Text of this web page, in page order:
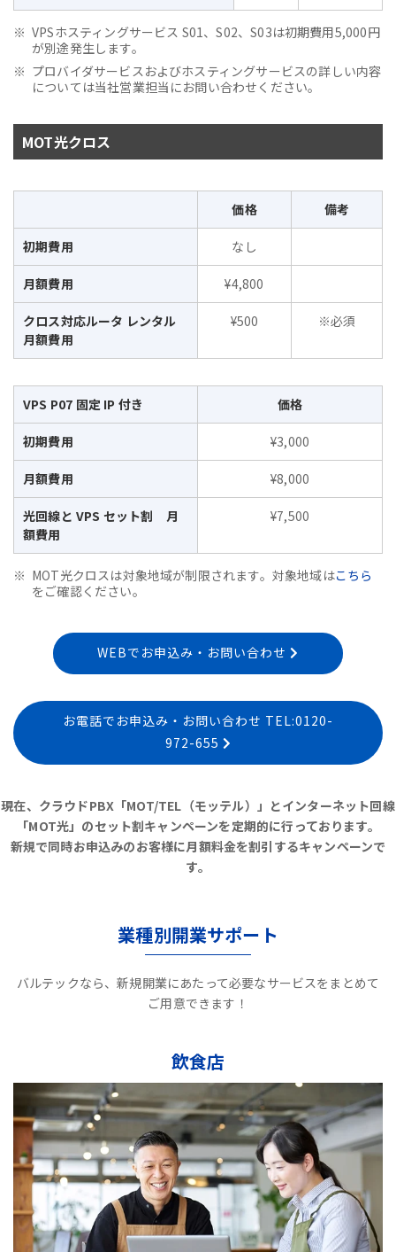
VPSホスティングサービス S01、S02、S03は初期費用5,000円
が別途発生します。
プロバイダサービスおよびホスティングサービスの詳しい内容
については当社営業担当にお問い合わせください。
MOT光クロス
価格 備考
初期費用 なし
月額費用 ¥4,800
クロス対応ルータ レンタル
月額費用
¥500 ※必須
VPS P07 固定 IP 付き 価格
初期費用 ¥3,000
月額費用 ¥8,000
光回線と VPS セット割 月
額費用
¥7,500
MOT光クロスは対象地域が制限されます。対象地域はこちら
をご確認ください。
WEBでお申込み・お問い合わせ
お電話でお申込み・お問い合わせ TEL:0120-
972-655
現在、クラウドPBX「MOT/TEL（モッテル）」とインターネット回線
「MOT光」のセット割キャンペーンを定期的に行っております。
新規で同時お申込みのお客様に月額料金を割引するキャンペーンで
す。
業種別開業サポート
バルテックなら、新規開業にあたって必要なサービスをまとめて
ご用意できます！
飲食店